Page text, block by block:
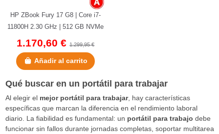
HP ZBook Fury 17 G8 | Core i7-
11800H 2.30 GHz | 512 GB NVMe
| 32 GB DDR4 | 17,3" | RTX...
1.170,60 €1.299,95 €
Añadir al carrito
Qué buscar en un portátil para trabajar
Al elegir el mejor portátil para trabajar, hay características
específicas que marcan la diferencia en el rendimiento laboral
diario. La fiabilidad es fundamental: un portátil para trabajo debe
funcionar sin fallos durante jornadas completas, soportar multitarea